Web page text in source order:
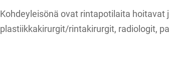
Kohdeyleisönä ovat rintapotilaita
plastiikkakirurgit/rintakirurgit, radiologit,